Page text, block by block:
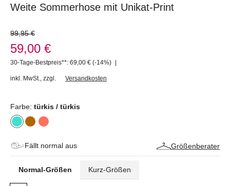
Weite Sommerhose mit Unikat-Print
99,95 €
59,00 €
30-Tage-Bestpreis**: 69,00 € (-14%) |
inkl. MwSt. zzgl. Versandkosten
Farbe: türkis / türkis
Fällt normal aus Größenberater
Normal-Größen Kurz-Größen